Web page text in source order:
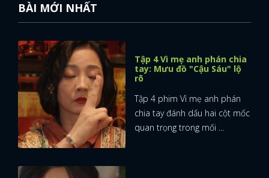
BÀI MỚI NHẤT
Tập 4 Vì mẹ anh phán chia
tay: Mưu đồ "Cậu Sáu" lộ
rõ
Tập 4 phim Vì mẹ anh phán
chia tay đánh dấu hai cột mốc
quan trọng trong mối ...